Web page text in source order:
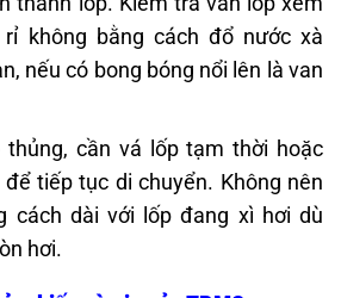
không bằng cách đổ nước xà
nếu có bong bóng nổi lên là van
thủng, cần vá lốp tạm thời hoặc
tiếp tục di chuyển. Không nên
cách dài với lốp đang xì hơi dù
hơi.